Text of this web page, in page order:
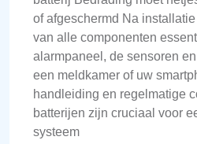
of afgeschermd Na
van alle componenten
alarmpaneel, de sensoren
een meldkamer of uw
handleiding en regelmatige
batterijen zijn cruciaal voor
systeem